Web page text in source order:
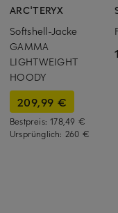
ARC'TERYX
Softshell-Jacke
GAMMA
LIGHTWEIGHT
HOODY
209,99 €
Bestpreis:178,49 €
Ursprünglich: 260 €